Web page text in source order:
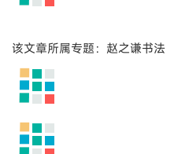
该文章所属专题：赵之谦书法